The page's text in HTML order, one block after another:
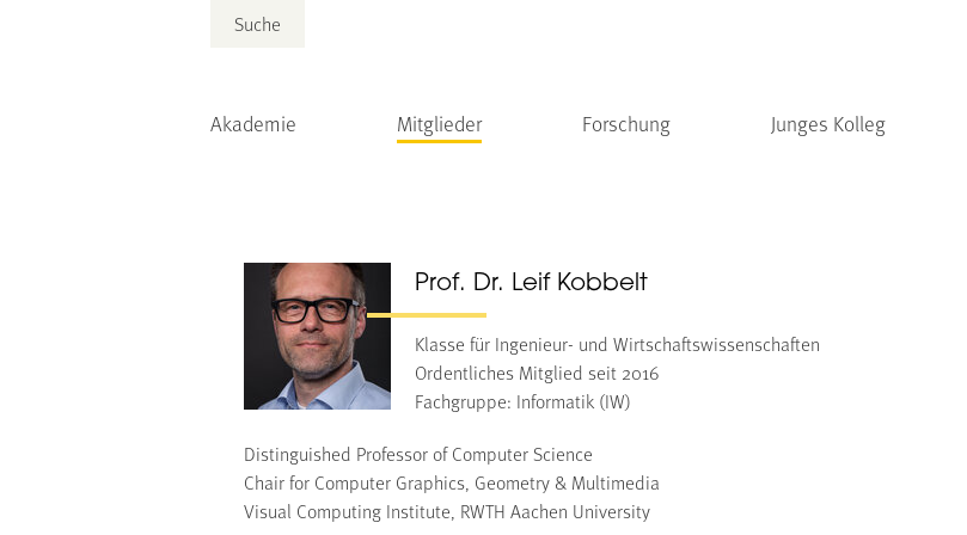
Suche
Akademie Mitglieder Forschung Junges Kolleg
Prof. Dr. Leif Kobbelt
Klasse für Ingenieur- und Wirtschaftswissenschaften
Ordentliches Mitglied seit 2016
Fachgruppe: Informatik (IW)
Distinguished Professor of Computer Science
Chair for Computer Graphics, Geometry & Multimedia
Visual Computing Institute, RWTH Aachen University